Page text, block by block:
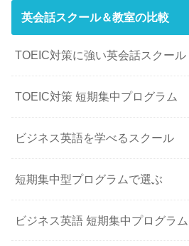
英会話スクール＆教室の比較
TOEIC対策に強い英会話スクール
TOEIC対策 短期集中プログラム
ビジネス英語を学べるスクール
短期集中型プログラムで選ぶ
ビジネス英語 短期集中プログラム